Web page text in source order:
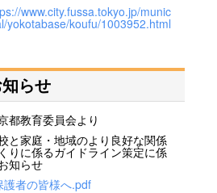
www.city.fussa.tokyo.jp/munic
yokotabase/koufu/1003952.html
らせ
都教育委員会より
と家庭・地域のより良好な関係
りに係るガイドライン策定に係
知らせ
護者の皆様へ.pdf